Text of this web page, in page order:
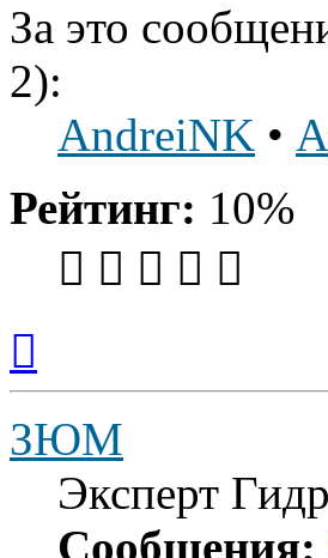
За это
2):
AndreiNK •
Рейтинг: 10%
началу
ЗЮМ
Эксперт
Сообщения: